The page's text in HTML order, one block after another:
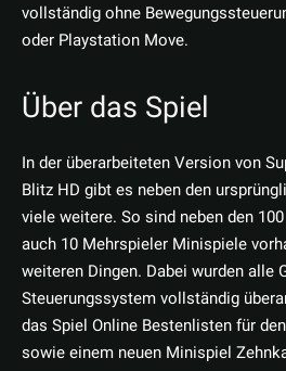
vollständig ohne
oder Playstation Move.
Über das Spiel
In der überarbeiteten Version von
Blitz HD gibt es neben den
viele weitere. So sind neben den
auch 10 Mehrspieler Minispiele
weiteren Dingen. Dabei wurden alle
Steuerungssystem vollständig
das Spiel Online Bestenlisten für
sowie einem neuen Minispiel